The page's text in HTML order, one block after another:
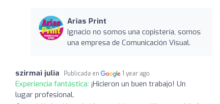
Arias Print
Ignacio no somos una copistería, somos
una empresa de Comunicación Visual.
szirmai julia Publicada en 1 year ago
Experiencia fantástica: ¡Hicieron un buen trabajo! Un
lugar profesional.